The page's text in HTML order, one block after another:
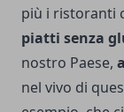
più i ristoranti
piatti senza
nostro Paese,
nel vivo di